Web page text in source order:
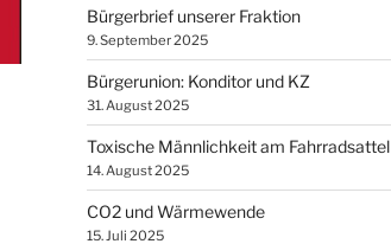
Bürgerbrief unserer Fraktion
9. September 2025
Bürgerunion: Konditor und KZ
31. August 2025
Toxische Männlichkeit am Fahrradsattel
14. August 2025
CO2 und Wärmewende
15. Juli 2025